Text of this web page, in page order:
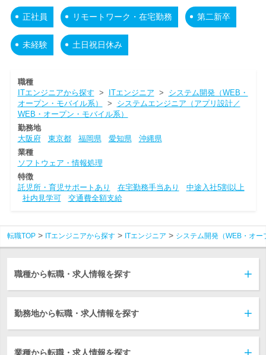
正社員 リモートワーク・在宅勤務 第二新卒
未経験 土日祝日休み
職種
ITエンジニアから探す > ITエンジニア > システム開発（WEB・
オープン・モバイル系）
> システムエンジニア（アプリ設計／
WEB・オープン・モバイル系）
勤務地
大阪府
東京都 福岡県 愛知県
沖縄県
業種
ソフトウェア・情報処理
特徴
託児所・育児サポートあり
在宅勤務手当あり
中途入社5割以上
社内見学可
交通費全額支給
転職TOP ITエンジニアから探す ITエンジニア システム開発（WEB・オ
職種から転職・求人情報を探す
勤務地から転職・求人情報を探す
業種から転職・求人情報を探す